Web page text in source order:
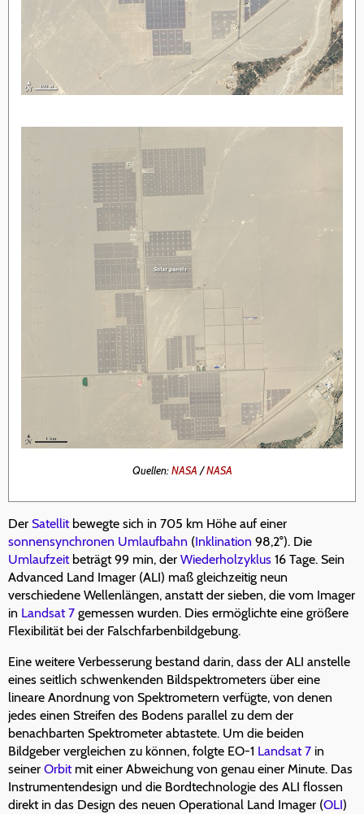
Quellen:NASA /NASA
Der Satellitbewegte sich in 705 km Höhe auf einer
sonnensynchronen Umlaufbahn (Inklination 98,2°). Die
Umlaufzeitbeträgt 99 min, der Wiederholzyklus 16 Tage. Sein
Advanced Land Imager (ALI) maß gleichzeitig neun
verschiedene Wellenlängen, anstatt der sieben, die vom Imager
in Landsat 7 gemessen wurden. Dies ermöglichte eine größere
Flexibilität bei der Falschfarbenbildgebung.
Eine weitere Verbesserung bestand darin, dass der ALI anstelle
eines seitlich schwenkenden Bildspektrometers über eine
lineare Anordnung von Spektrometern verfügte, von denen
jedes einen Streifen des Bodens parallel zu dem der
benachbarten Spektrometer abtastete. Um die beiden
Bildgeber vergleichen zu können, folgte EO-1 Landsat 7 in
seiner Orbitmit einer Abweichung von genau einer Minute. Das
Instrumentendesign und die Bordtechnologie des ALI flossen
direkt in das Design des neuen Operational Land Imager (OLI)